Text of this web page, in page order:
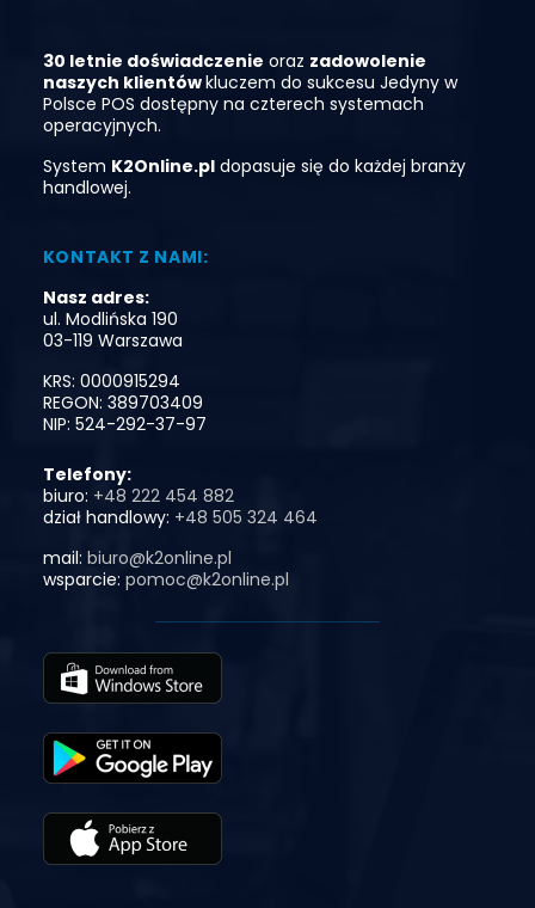
30 letnie doświadczenie oraz zadowolenie
naszych klientówkluczem do sukcesu Jedyny w
Polsce POS dostępny na czterech systemach
operacyjnych.
System K2Online.pldopasuje się do każdej branży
handlowej.
KONTAKT Z NAMI:
Nasz adres:
ul. Modlińska 190
03-119 Warszawa
KRS: 0000915294
REGON: 389703409
NIP: 524-292-37-97
Telefony:
biuro: +48 222 454 882
dział handlowy: +48 505 324 464
mail: biuro@k2online.pl
wsparcie: pomoc@k2online.pl